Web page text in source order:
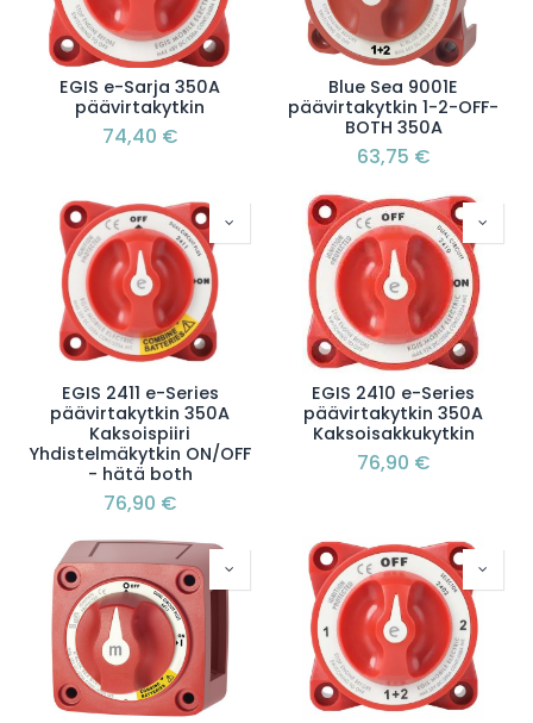
EGIS e-Sarja 350A
päävirtakytkin
74,40 €
Blue Sea 9001E
päävirtakytkin 1-2-OFF-
BOTH 350A
63,75 €
EGIS 2411 e-Series
päävirtakytkin 350A
Kaksoispiiri
Yhdistelmäkytkin ON/OFF
- hätä both
76,90 €
EGIS 2410 e-Series
päävirtakytkin 350A
Kaksoisakkukytkin
76,90 €